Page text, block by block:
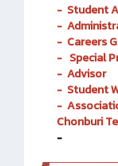
- Student
-
- Careers
- Special
- Advisor
- Student
-
Chonburi
-